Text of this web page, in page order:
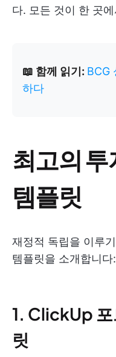
다. 모든 것이 한 곳
📖 함께 읽기: BCG
하다
최고의
템플릿
재정적 독립을 이루
템플릿을 소개합니다:
1. ClickUp
릿